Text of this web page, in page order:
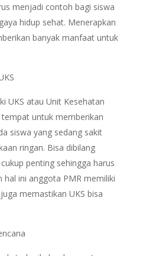
menjadi contoh bagi siswa
hidup sehat. Menerapkan
banyak manfaat untuk
UKS atau Unit Kesehatan
tempat untuk memberikan
siswa yang sedang sakit
ringan. Bisa dibilang
penting sehingga harus
hal ini anggota PMR memiliki
memastikan UKS bisa